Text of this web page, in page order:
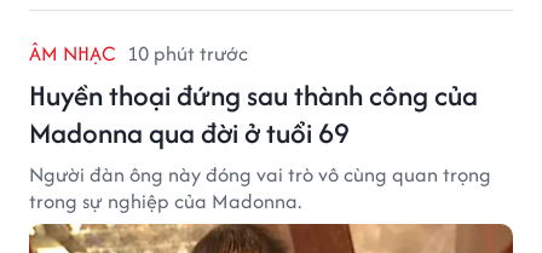
ÂM NHẠC 10 phút trước
Huyền thoại đứng sau thành công của
Madonna qua đời ở tuổi 69
Người đàn ông này đóng vai trò vô cùng quan trọng
trong sự nghiệp của Madonna.